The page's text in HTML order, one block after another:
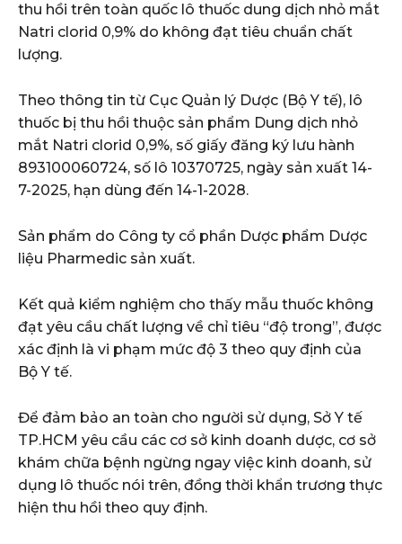
thu hồi trên toàn quốc lô thuốc dung dịch nhỏ mắt
Natri clorid 0,9% do không đạt tiêu chuẩn chất
lượng.
Theo thông tin từ Cục Quản lý Dược (Bộ Y tế), lô
thuốc bị thu hồi thuộc sản phẩm Dung dịch nhỏ
mắt Natri clorid 0,9%, số giấy đăng ký lưu hành
893100060724, số lô 10370725, ngày sản xuất 14-
7-2025, hạn dùng đến 14-1-2028.
Sản phẩm do Công ty cổ phần Dược phẩm Dược
liệu Pharmedic sản xuất.
Kết quả kiểm nghiệm cho thấy mẫu thuốc không
đạt yêu cầu chất lượng về chỉ tiêu “độ trong”, được
xác định là vi phạm mức độ 3 theo quy định của
Bộ Y tế.
Để đảm bảo an toàn cho người sử dụng, Sở Y tế
TP.HCM yêu cầu các cơ sở kinh doanh dược, cơ sở
khám chữa bệnh ngừng ngay việc kinh doanh, sử
dụng lô thuốc nói trên, đồng thời khẩn trương thực
hiện thu hồi theo quy định.